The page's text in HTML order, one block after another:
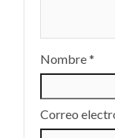
Nombre*
Correo